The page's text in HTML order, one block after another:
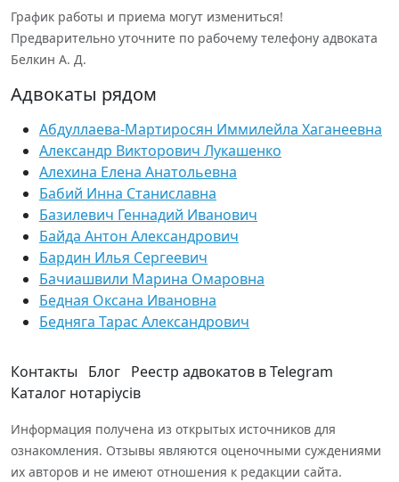
График работы и приема могут измениться!
Предварительно уточните по рабочему телефону адвоката
Белкин А. Д.
Адвокаты рядом
Абдуллаева-Мартиросян Иммилейла Хаганеевна
Александр Викторович Лукашенко
Алехина Елена Анатольевна
Бабий Инна Станиславна
Базилевич Геннадий Иванович
Байда Антон Александрович
Бардин Илья Сергеевич
Бачиашвили Марина Омаровна
Бедная Оксана Ивановна
Бедняга Тарас Александрович
Контакты Блог Реестр адвокатов в Telegram
Каталог нотаріусів
Информация получена из открытых источников для
ознакомления. Отзывы являются оценочными суждениями
их авторов и не имеют отношения к редакции сайта.